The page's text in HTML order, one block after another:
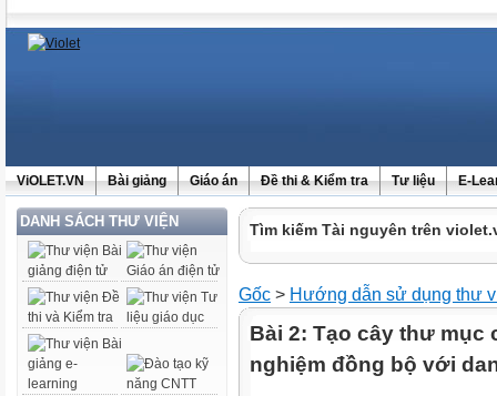
ViOLET.VN Bài giảng Giáo án Đề thi & Kiểm tra Tư liệu E-
DANH SÁCH THƯ VIỆN Tìm kiếm Tài nguyên trên
Gốc > Hướng dẫn sử dụng thư
Bài 2: Tạo cây thư mục
nghiệm đồng bộ với